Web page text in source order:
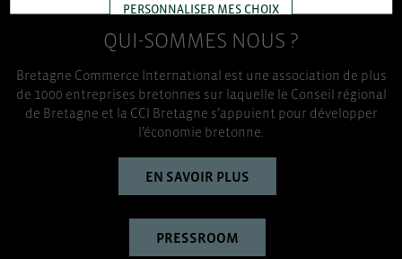
QUI-SOMMES NOUS ?
Bretagne Commerce International est une association de plus
de 1000 entreprises bretonnes sur laquelle le Conseil régional
de Bretagne et la CCI Bretagne s’appuient pour développer
l’économie bretonne.
EN SAVOIR PLUS
PRESSROOM
PERSONNALISER MES CHOIX